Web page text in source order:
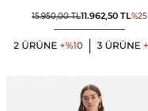
15.950,00TL11.962,50 TL%25